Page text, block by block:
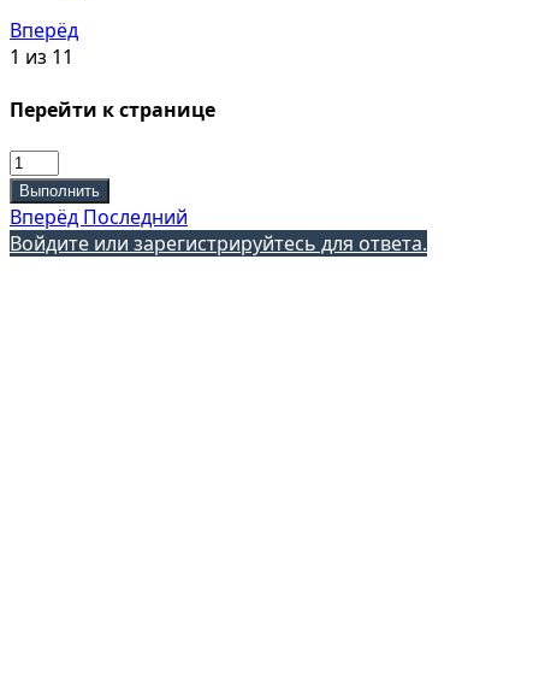
Вперёд
1 из 11
Перейти к странице
Выполнить
Вперёд Последний
Войдите или зарегистрируйтесь для ответа.